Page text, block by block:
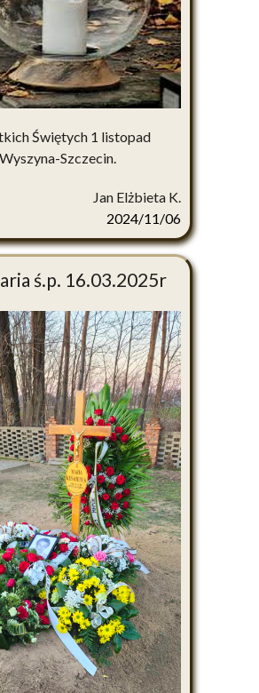
Świętych 1 listopad
Szczecin.
Jan Elżbieta K.
2024/11/06
ś.p. 16.03.2025r